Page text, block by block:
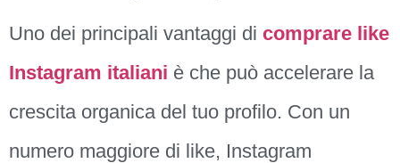
Uno dei principali vantaggi di comprare like
Instagram italiani è che può accelerare la
crescita organica del tuo profilo. Con un
numero maggiore di like, Instagram